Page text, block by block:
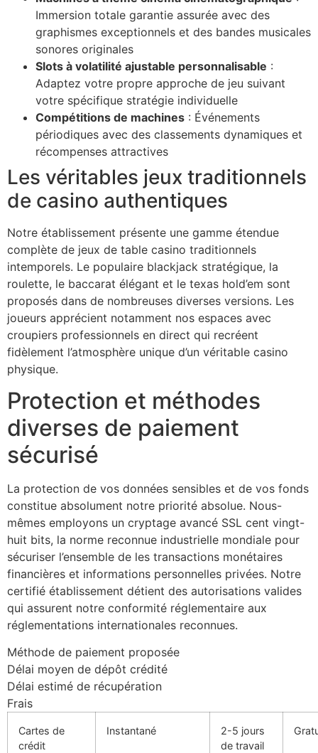
panel
panel
satın al
panel
panel
panel
panel
panel
panel
panel
panel
panel
panel
panel
panel
panel
panel
panel
Immersion totale garantie assurée avec des
graphismes exceptionnels et des bandes musicales
sonores originales
Slots à volatilité ajustable personnalisable :
Adaptez votre propre approche de jeu suivant
votre spécifique stratégie individuelle
Compétitions de machines : Événements
périodiques avec des classements dynamiques et
récompenses attractives
Les véritables jeux traditionnels
de casino authentiques
Notre établissement présente une gamme étendue
complète de jeux de table casino traditionnels
intemporels. Le populaire blackjack stratégique, la
roulette, le baccarat élégant et le texas hold’em sont
proposés dans de nombreuses diverses versions. Les
joueurs apprécient notamment nos espaces avec
croupiers professionnels en direct qui recréent
fidèlement l’atmosphère unique d’un véritable casino
physique.
Protection et méthodes
diverses de paiement
sécurisé
La protection de vos données sensibles et de vos fonds
constitue absolument notre priorité absolue. Nous-
mêmes employons un cryptage avancé SSL cent vingt-
huit bits, la norme reconnue industrielle mondiale pour
sécuriser l’ensemble de les transactions monétaires
financières et informations personnelles privées. Notre
certifié établissement détient des autorisations valides
qui assurent notre conformité réglementaire aux
réglementations internationales reconnues.
Méthode de paiement proposée
Délai moyen de dépôt crédité
Délai estimé de récupération
Frais
Cartes de
crédit
Instantané
2-5 jours
de travail